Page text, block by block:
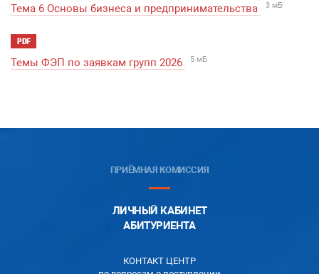
Тема 6 Основы бизнеса и предпринимательства 3 мБ
PDF
Темы ФЭП по заявкам групп 2026 5 мБ
ПРИЁМНАЯ КОМИССИЯ
ЛИЧНЫЙ КАБИНЕТ
АБИТУРИЕНТА
КОНТАКТ ЦЕНТР